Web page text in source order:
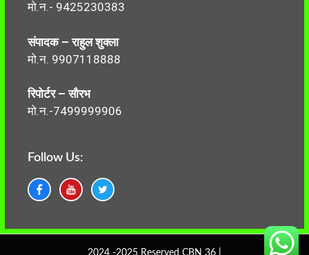
मो.न.- 9425230383
संपादक – राहुल शुक्ला
मो.न. 9907118888
रिपोर्टर – सौरभ
मो.न.-7499999906
Follow Us:
2024 -2025 Reserved CBN 36 |